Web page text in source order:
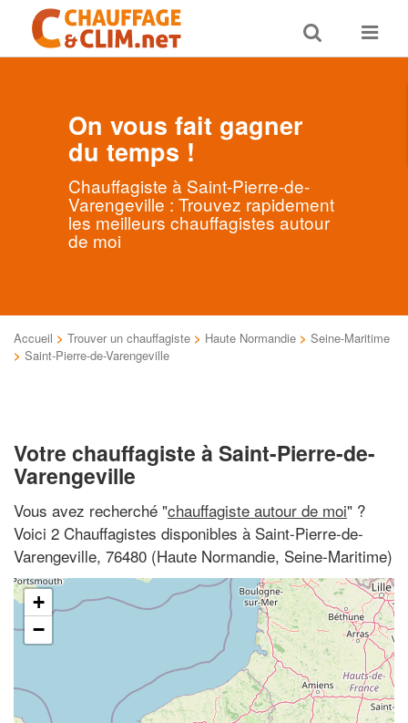
Toggle
search
Toggle
On vous fait gagner
du temps !
Chauffagiste à Saint-Pierre-de-
Varengeville : Trouvez rapidement
les meilleurs chauffagistes autour
de moi
Accueil > Trouver un chauffagiste > Haute Normandie > Seine-Maritime
> Saint-Pierre-de-Varengeville
Votre chauffagiste à Saint-Pierre-de-
Varengeville
Vous avez recherché "chauffagiste autour de moi" ?
Voici 2 Chauffagistes disponibles à Saint-Pierre-de-
Varengeville, 76480 (Haute Normandie, Seine-Maritime)
+
−